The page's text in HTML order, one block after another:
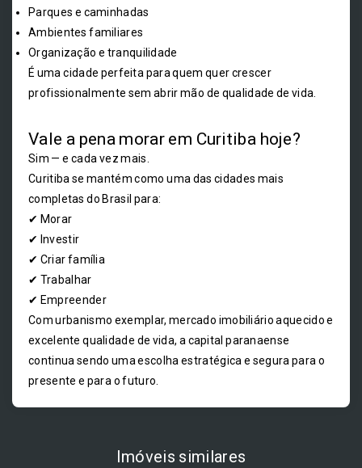
Parques e caminhadas
Ambientes familiares
Organização e tranquilidade
É uma cidade perfeita para quem quer crescer
profissionalmente sem abrir mão de qualidade de vida.
Vale a pena morar em Curitiba hoje?
Sim — e cada vez mais.
Curitiba se mantém como uma das cidades mais
completas do Brasil para:
✔ Morar
✔ Investir
✔ Criar família
✔ Trabalhar
✔ Empreender
Com urbanismo exemplar, mercado imobiliário aquecido e
excelente qualidade de vida, a capital paranaense
continua sendo uma escolha estratégica e segura para o
presente e para o futuro.
Imóveis similares